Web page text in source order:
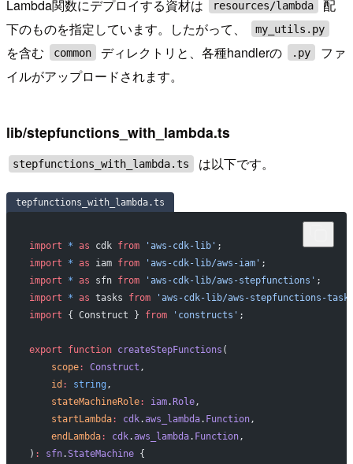
Lambda関数にデプロイする資材は resources/lambda
配
下のものを指定しています。したがって、
my_utils.py
を含む common ディレクトリと、各種handlerの .py
ファ
イルがアップロードされます。
lib/stepfunctions_with_lambda.ts
stepfunctions_with_lambda.ts は以下です。
tepfunctions_with_lambda.ts
import * as cdk from 'aws-cdk-lib' ;
import * as iam from 'aws-cdk-lib/aws-iam' ;
import * as sfn from 'aws-cdk-lib/aws-stepfunctions' ;
import * as tasks from 'aws-cdk-lib/aws-stepfunctions-
import { Construct } from 'constructs' ;
export function createStepFunctions (
    scope
: Construct ,
    id
: string ,
    stateMachineRole
: iam.Role,
    startLambda
: cdk.aws_lambda. Function,
    endLambda
: cdk.aws_lambda. Function,
) : sfn.StateMachine {